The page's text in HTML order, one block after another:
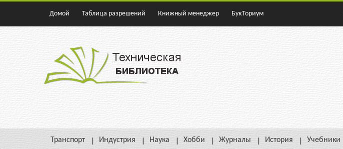
Домой Таблица разрешений Книжный менеджер БукТориум
Транспорт Индустрия Наука Хобби Журналы История Учебники